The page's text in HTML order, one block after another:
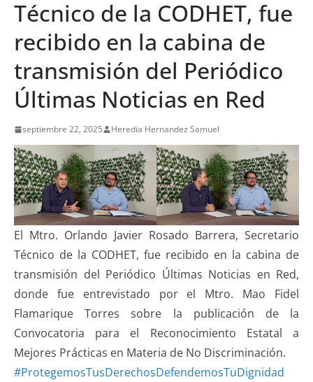
Técnico de la CODHET, fue
recibido en la cabina de
transmisión del Periódico
Últimas Noticias en Red
septiembre 22, 2025 Heredia Hernandez Samuel
El Mtro. Orlando Javier Rosado Barrera, Secretario
Técnico de la CODHET, fue recibido en la cabina de
transmisión del Periódico Últimas Noticias en Red,
donde fue entrevistado por el Mtro. Mao Fidel
Flamarique Torres sobre la publicación de la
Convocatoria para el Reconocimiento Estatal a
Mejores Prácticas en Materia de No Discriminación.
#ProtegemosTusDerechosDefendemosTuDignidad